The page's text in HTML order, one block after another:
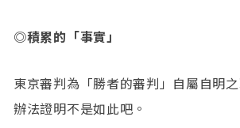
◎積累的「事實」
東京審判為「勝者的審判」自屬自明
辦法證明不是如此吧。